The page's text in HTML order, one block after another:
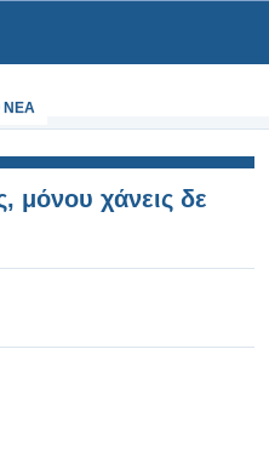
NEA
μόνου χάνεις δε